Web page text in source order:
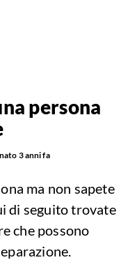
persona
3 anni fa
ma non sapete
di seguito trovate
che possono